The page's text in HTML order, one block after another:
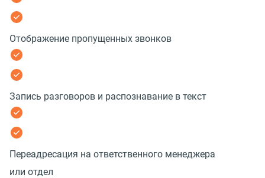
Отображение пропущенных звонков
Запись разговоров и распознавание в текст
Переадресация на ответственного менеджера
или отдел